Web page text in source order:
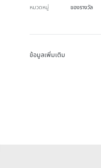
หมวดหมู่
ของรางวัล
ข้อมูลเพิ่มเติม